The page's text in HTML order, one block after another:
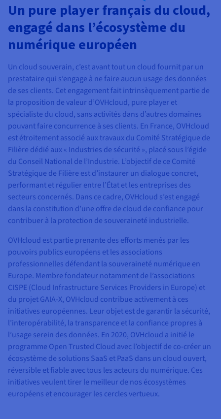
Un pure player français du cloud,
engagé dans l’écosystème du
numérique européen
Un cloud souverain, c’est avant tout un cloud fournit par un
prestataire qui s’engage à ne faire aucun usage des données
de ses clients. Cet engagement fait intrinsèquement partie de
la proposition de valeur d’OVHcloud, pure player et
spécialiste du cloud, sans activités dans d’autres domaines
pouvant faire concurrence à ses clients. En France, OVHcloud
est étroitement associé aux travaux du Comité Stratégique de
Filière dédié aux « Industries de sécurité », placé sous l’égide
du Conseil National de l’Industrie. L’objectif de ce Comité
Stratégique de Filière est d’instaurer un dialogue concret,
performant et régulier entre l’État et les entreprises des
secteurs concernés. Dans ce cadre, OVHcloud s’est engagé
dans la constitution d’une offre de cloud de confiance pour
contribuer à la protection de souveraineté industrielle.
OVHcloud est partie prenante des efforts menés par les
pouvoirs publics européens et les associations
professionnelles défendant la souveraineté numérique en
Europe. Membre fondateur notamment de l’associations
CISPE (Cloud Infrastructure Services Providers in Europe) et
du projet GAIA-X, OVHcloud contribue activement à ces
initiatives européennes. Leur objet est de garantir la sécurité,
l’interopérabilité, la transparence et la confiance propres à
l’usage serein des données. En 2020, OVHcloud a initié le
programme Open Trusted Cloud avec l’objectif de co-créer un
écosystème de solutions SaaS et PaaS dans un cloud ouvert,
réversible et fiable avec tous les acteurs du numérique. Ces
initiatives veulent tirer le meilleur de nos écosystèmes
européens et encourager les cercles vertueux.